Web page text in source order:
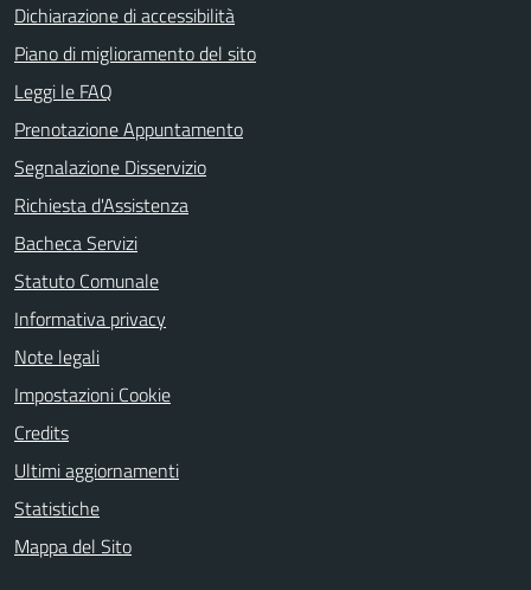
Dichiarazione di accessibilità
Piano di miglioramento del sito
Leggi le FAQ
Prenotazione Appuntamento
Segnalazione Disservizio
Richiesta d'Assistenza
Bacheca Servizi
Statuto Comunale
Informativa privacy
Note legali
Impostazioni Cookie
Credits
Ultimi aggiornamenti
Statistiche
Mappa del Sito